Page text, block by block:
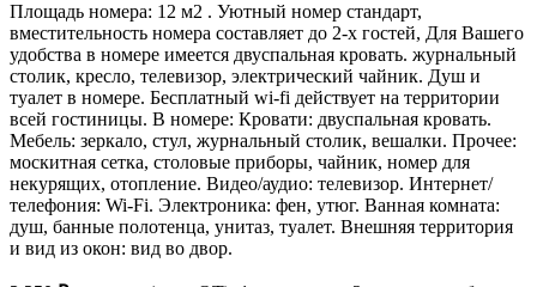
Площадь номера: 12 м2 . Уютный номер стандарт,
вместительность номера составляет до 2-х гостей, Для Вашего
удобства в номере имеется двуспальная кровать. журнальный
столик, кресло, телевизор, электрический чайник. Душ и
туалет в номере. Бесплатный wi-fi действует на территории
всей гостиницы. В номере: Кровати: двуспальная кровать.
Мебель: зеркало, стул, журнальный столик, вешалки. Прочее:
москитная сетка, столовые приборы, чайник, номер для
некурящих, отопление. Видео/аудио: телевизор. Интернет/
телефония: Wi-Fi. Электроника: фен, утюг. Ванная комната:
душ, банные полотенца, унитаз, туалет. Внешняя территория
и вид из окон: вид во двор.